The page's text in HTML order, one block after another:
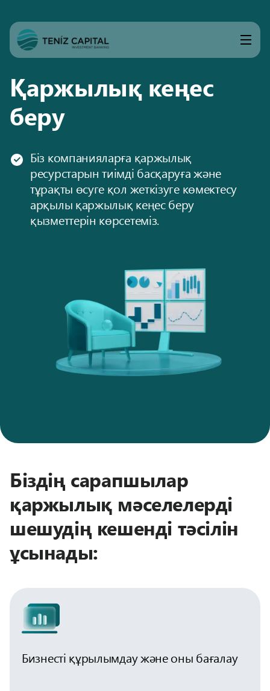
Қаржылық кеңес
беру
Біз компанияларға қаржылық
ресурстарын тиімді басқаруға және
тұрақты өсуге қол жеткізуге көмектесу
арқылы қаржылық кеңес беру
қызметтерін көрсетеміз.
Біздің сарапшылар
қаржылық мәселелерді
шешудің кешенді тәсілін
ұсынады:
Бизнесті құрылымдау және оны бағалау